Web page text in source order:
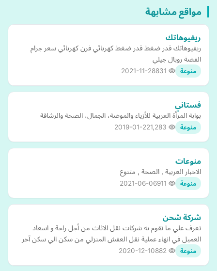
مواقع مشابهة
ريفيوهاتك
ريفيوهاتك قدر ضغط قدر ضغط كهربائي فرن كهربائي سعر جرام
الفضة رويال جيلي
منوعة 2021-11-28
فستاني
بوابة المرأة العربية للأزياء والموضة، الجمال، الصحة والرشاقة
منوعة 2019-01-22
منوعات
الاخبار العربية , الصحة , متنوع
منوعة 2021-06-06
شركة شحن
تعرف علي ما تقوم به شركات نقل الاثاث من أجل راحة و اسعاد
العميل في انهاء عملية نقل العفش المنزلي من سكن الي سكن آخر
منوعة 2020-12-10